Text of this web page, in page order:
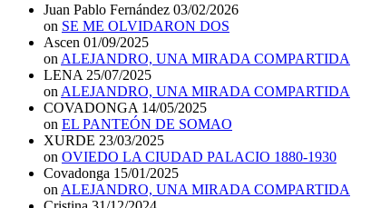
Juan Pablo Fernández 03/02/2026
on SE ME OLVIDARON DOS
Ascen 01/09/2025
on ALEJANDRO, UNA MIRADA COMPARTIDA
LENA 25/07/2025
on ALEJANDRO, UNA MIRADA COMPARTIDA
COVADONGA 14/05/2025
on EL PANTEÓN DE SOMAO
XURDE 23/03/2025
on OVIEDO LA CIUDAD PALACIO 1880-1930
Covadonga 15/01/2025
on ALEJANDRO, UNA MIRADA COMPARTIDA